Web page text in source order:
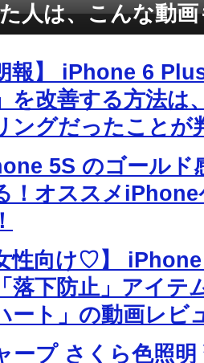
人は、こんな動
報】 iPhone 6
を改善する方法は
ングだったことが
5S のゴールド
！オススメ
性向け♡】
落下防止」アイテ
ート」の動画レビ
ープ さくら色照